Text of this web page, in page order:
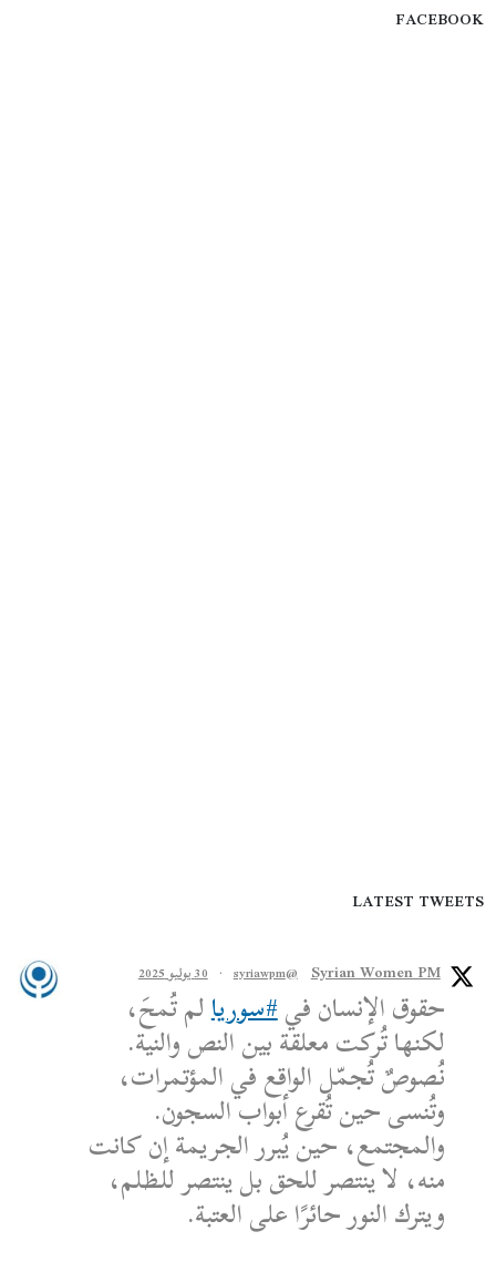
FACEBOOK
LATEST TWEETS
Syrian Women PM
@syriawpm
· 30 يوليو 2025
حقوق الإنسان في#سوريالم تُمحَ،
لكنها تُركت معلقة بين النص والنية.
نُصوصٌ تُجمّل الواقع في المؤتمرات،
وتُنسى حين تُقرع أبواب السجون.
والمجتمع، حين يُبرر الجريمة إن كانت
منه، لا ينتصر للحق بل ينتصر للظلم،
ويترك النور حائرًا على العتبة.